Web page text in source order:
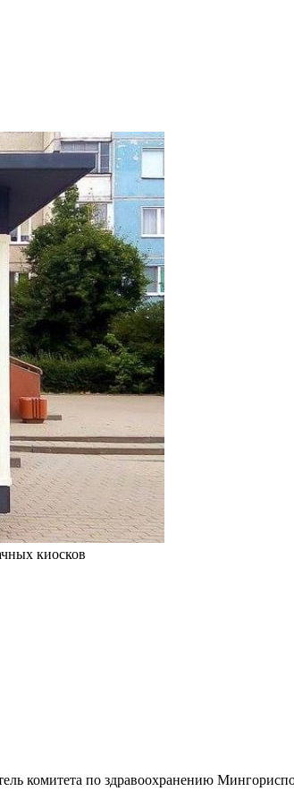
киосков
комитета по здравоохранению